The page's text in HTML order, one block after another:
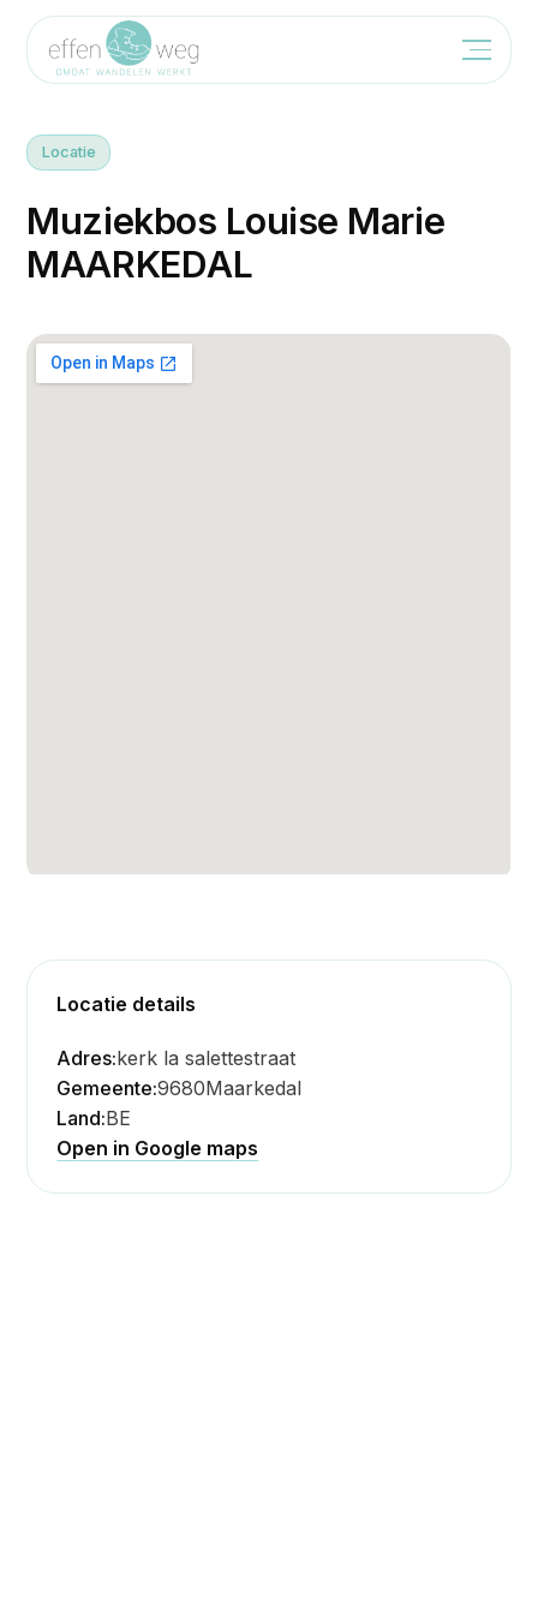
Locatie
Muziekbos Louise Marie
MAARKEDAL
Locatie details
Adres:kerk la salettestraat
Gemeente:9680Maarkedal
Land:BE
Open in Google maps